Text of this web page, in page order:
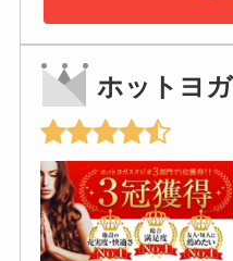
ホットヨ